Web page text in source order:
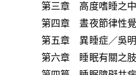
第三章 高度嗜睡之
第四章 晝夜節律性
第五章 異睡症／吳
第六章 睡眠有關之